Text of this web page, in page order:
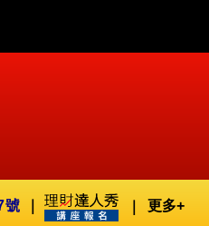
號 更多+